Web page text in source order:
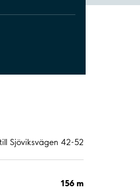
Sjöviksvägen 42-52
156 m